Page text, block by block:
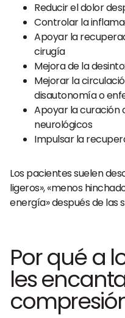
Reducir el dolor
Controlar la
Apoyar la
cirugía
Mejora de la
Mejorar la
disautonomía o
Apoyar la curación
neurológicos
Impulsar la
Los pacientes suelen
ligeros», «menos
energía» después de las
Por qué a
les